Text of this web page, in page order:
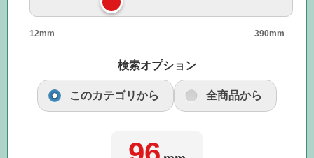
12mm 390mm
検索オプション
このカテゴリから 全商品から